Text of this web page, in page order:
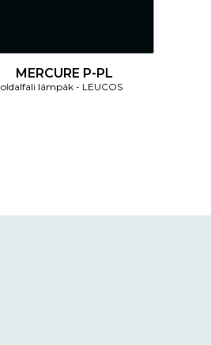
MERCURE P-PL
oldalfali lámpák LEUCOS